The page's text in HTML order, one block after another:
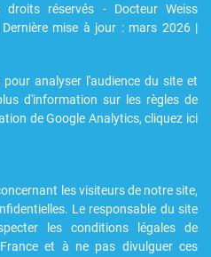
réservés - Docteur Weiss
mise à jour : mars 2026 |
analyser l'audience du site et
d'information sur les règles de
de Google Analytics, cliquez ici
les visiteurs de notre site,
Le responsable du site
les conditions légales de
et à ne pas divulguer ces